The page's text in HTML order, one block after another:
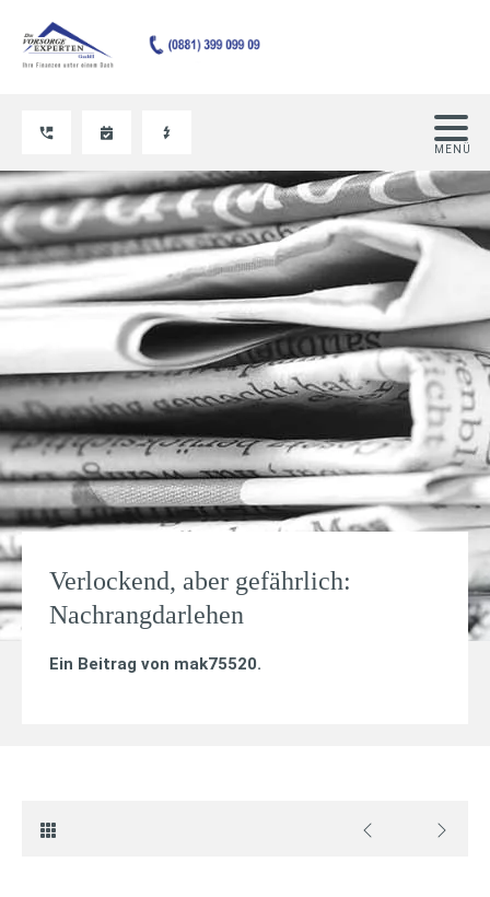
Verlockend, aber gefährlich:
Nachrangdarlehen
Ein Beitrag von mak75520.